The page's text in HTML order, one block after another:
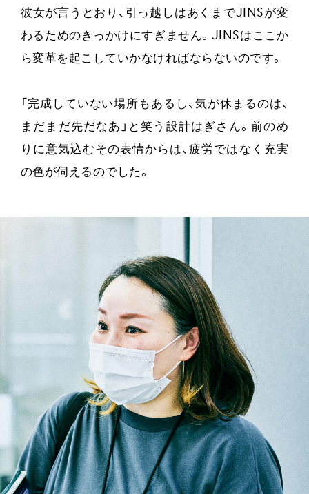
彼女が言うとおり、引っ越しはあくまでJINSが変
わるためのきっかけにすぎません。JINSはここか
ら変革を起こしていかなければならないのです。
「完成していない場所もあるし、気が休まるのは、
まだまだ先だなあ」と笑う設計はぎさん。前のめ
りに意気込むその表情からは、疲労ではなく充実
の色が伺えるのでした。